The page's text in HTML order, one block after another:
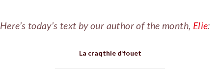
Here’s today’s text by our author of the month, Elie:
La craqthie d’fouet